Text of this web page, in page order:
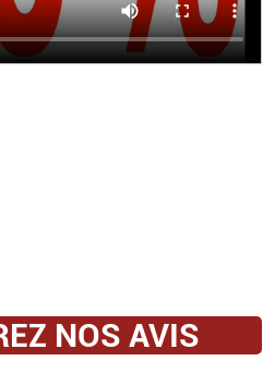
NOS AVIS